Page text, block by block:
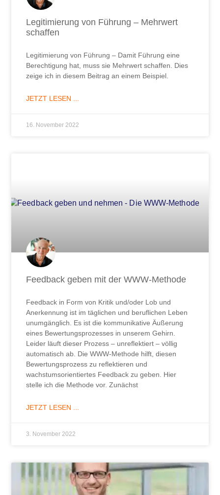
Legitimierung von Führung – Mehrwert
schaffen
Legitimierung von Führung – Damit Führung eine
Berechtigung hat, muss sie Mehrwert schaffen. Dies
zeige ich in diesem Beitrag an einem Beispiel.
JETZT LESEN ...
16. November 2022
Feedback geben mit der WWW-Methode
Feedback in Form von Kritik und/oder Lob und
Anerkennung ist im täglichen und beruflichen Leben
unumgänglich. Es ist die kommunikative Äußerung
eines Bewertungsprozesses in unserem Gehirn.
Leider läuft dieser Prozess – unreflektiert – völlig
automatisch ab. Die WWW-Methode hilft, diesen
Bewertungsprozess zu reflektieren und
wachstumsorientiertes Feedback zu geben. Hier
stelle ich die Methode vor. Zunächst
JETZT LESEN ...
3. November 2022